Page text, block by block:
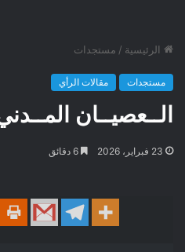
الرئيسية / مستجدات
مستجدات مقالات الرأي
الــعصيــان
23 فبراير، 2026